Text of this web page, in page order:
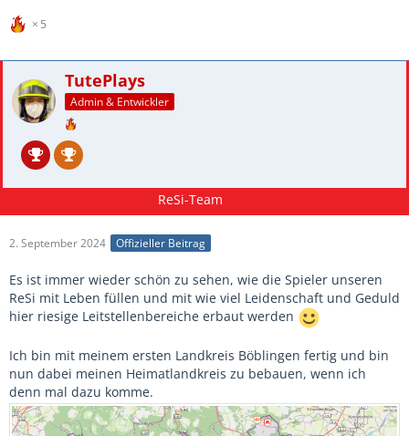
5
TutePlays
Admin & Entwickler
2. September 2024 Offizieller Beitrag
Es ist immer wieder schön zu sehen, wie die Spieler unseren
ReSi mit Leben füllen und mit wie viel Leidenschaft und Geduld
hier riesige Leitstellenbereiche erbaut werden
Ich bin mit meinem ersten Landkreis Böblingen fertig und bin
nun dabei meinen Heimatlandkreis zu bebauen, wenn ich
denn mal dazu komme.